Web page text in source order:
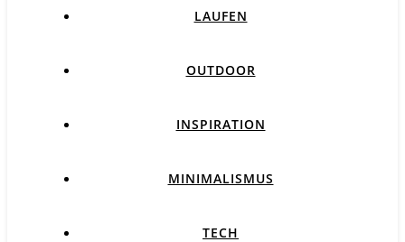
LAUFEN
OUTDOOR
INSPIRATION
MINIMALISMUS
TECH